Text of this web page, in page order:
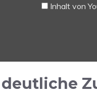
Inhalt von